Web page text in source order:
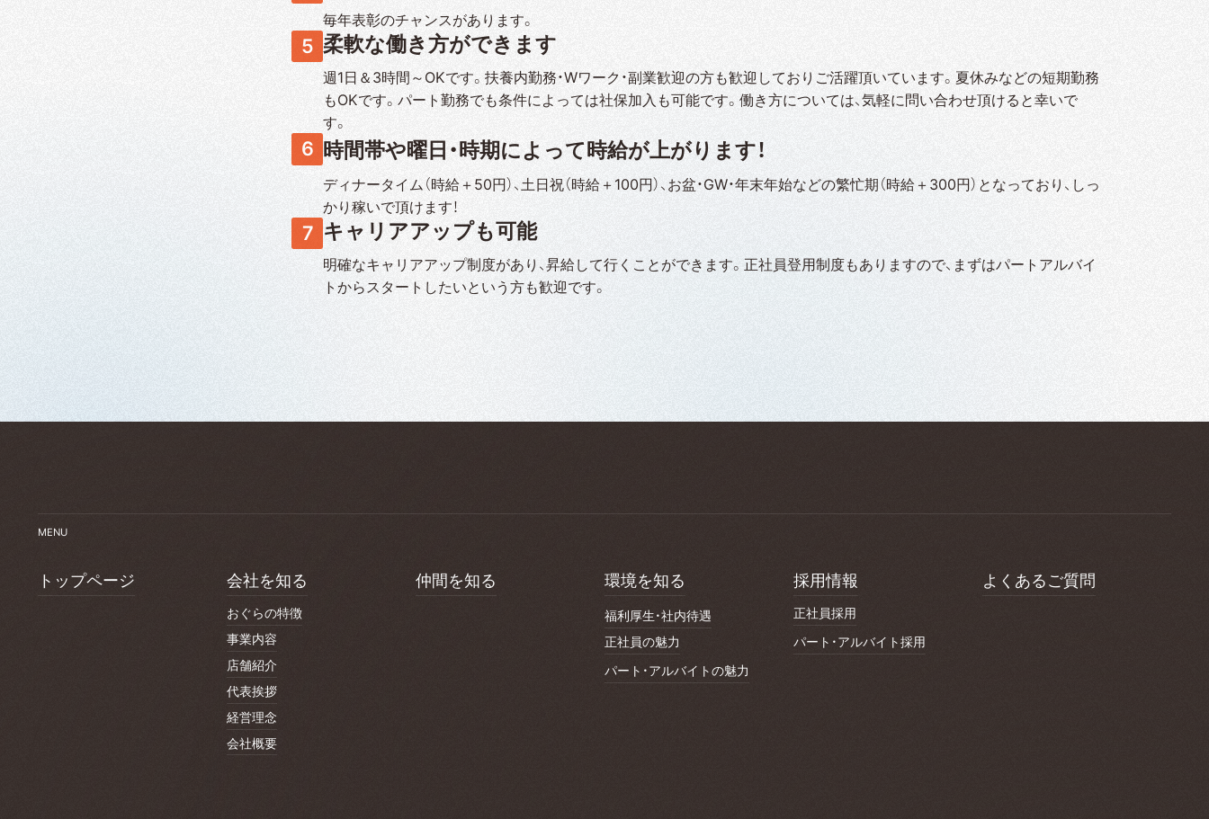
毎年表彰のチャンスがあります。
柔軟な働き方ができます
週1日＆3時間～OKです。扶養内勤務・Wワーク・副業歓迎の方も歓迎しておりご活躍頂いています。夏休みなどの短期勤務
もOKです。パート勤務でも条件によっては社保加入も可能です。働き方については、気軽に問い合わせ頂けると幸いで
す。
時間帯や曜日・時期によって時給が上がります！
ディナータイム（時給＋50円）、土日祝（時給＋100円）、お盆・GW・年末年始などの繁忙期（時給＋300円）となっており、しっ
かり稼いで頂けます！
キャリアアップも可能
明確なキャリアアップ制度があり、昇給して行くことができます。正社員登用制度もありますので、まずはパートアルバイ
トからスタートしたいという方も歓迎です。
MENU
トップページ 会社を知る
おぐらの特徴
事業内容
店舗紹介
代表挨拶
経営理念
会社概要
仲間を知る 環境を知る
福利厚生・社内待遇
正社員の魅力
パート・アルバイトの魅力
採用情報
正社員採用
パート・アルバイト採用
よくあるご質問